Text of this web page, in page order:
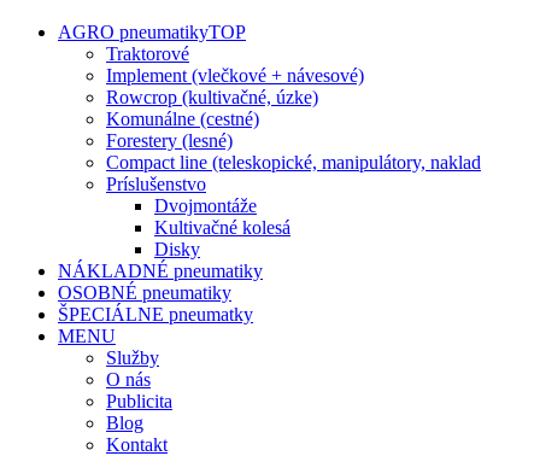
AGRO pneumatikyTOP
Traktorové
Implement (vlečkové + návesové)
Rowcrop (kultivačné, úzke)
Komunálne (cestné)
Forestery (lesné)
Compact line (teleskopické, manipulátory, naklad
Príslušenstvo
Dvojmontáže
Kultivačné kolesá
Disky
NÁKLADNÉ pneumatiky
OSOBNÉ pneumatiky
ŠPECIÁLNE pneumatky
MENU
Služby
O nás
Publicita
Blog
Kontakt